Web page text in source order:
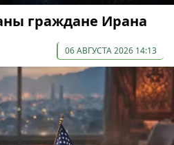
граждане Ирана
06 АВГУСТА 2026 14:13